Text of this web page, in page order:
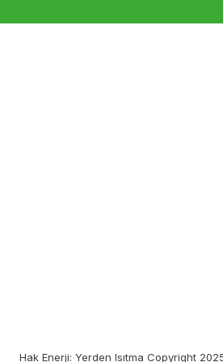
Hak Enerji: Yerden Isıtma Copyright